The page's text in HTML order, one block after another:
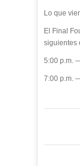
Lo que
El Final
siguientes
5:00 p.m.
7:00 p.m.